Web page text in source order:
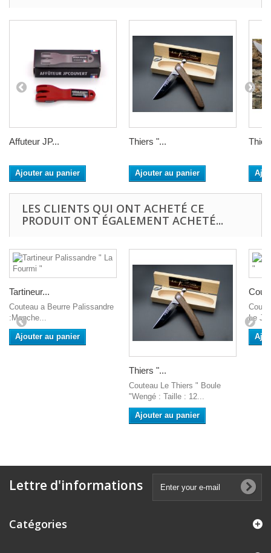
Affuteur JP...
Ajouter au panier
Thiers "...
Ajouter au panier
LES CLIENTS QUI ONT ACHETÉ CE
PRODUIT ONT ÉGALEMENT ACHETÉ...
Tartineur...
Couteau a Beurre Palissandre
:Manche...
Ajouter au panier
Thiers "...
Couteau Le Thiers " Boule
"Wengé : Taille : 12...
Ajouter au panier
Le
Lettre d'informations
Catégories